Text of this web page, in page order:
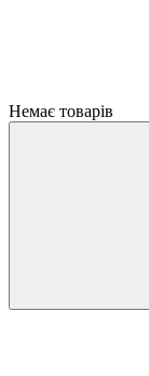
Немає товарів